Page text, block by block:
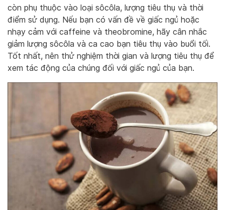
còn phụ thuộc vào loại sôcôla, lượng tiêu thụ và thời
điểm sử dụng. Nếu bạn có vấn đề về giấc ngủ hoặc
nhạy cảm với caffeine và theobromine, hãy cân nhắc
giảm lượng sôcôla và ca cao bạn tiêu thụ vào buổi tối.
Tốt nhất, nên thử nghiệm thời gian và lượng tiêu thụ để
xem tác động của chúng đối với giấc ngủ của bạn.